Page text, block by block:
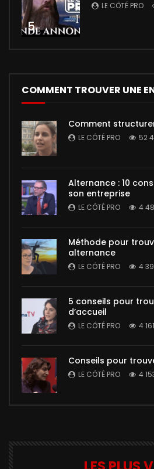
5
LE CÔTÉ PRO
COMMENT TROUVER UNE
Comment
LE CÔTÉ PRO 52
Alternance : 10
son entreprise
LE CÔTÉ PRO 4
Méthode pour
alternance
LE CÔTÉ PRO 4
5 conseils pour
d’accueil
LE CÔTÉ PRO 4 161
Conseils pour
LE CÔTÉ PRO 4